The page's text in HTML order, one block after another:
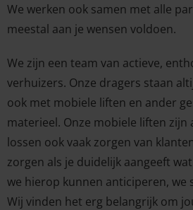
We werken ook samen met alle
meestal aan je wensen voldoen.
We zijn een team van actieve,
verhuizers. Onze dragers staan
ook met mobiele liften en ander
materieel. Onze mobiele liften zijn
lossen ook vaak zorgen van
zorgen als je duidelijk aangeeft
we hierop kunnen anticiperen, we
Wij vinden het erg belangrijk om